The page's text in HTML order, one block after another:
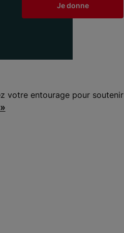
Je donne
votre entourage pour soutenir